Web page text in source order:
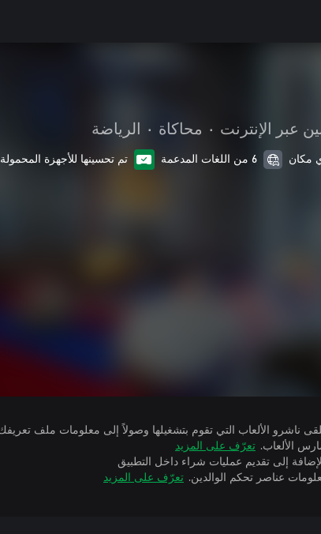
عبر الإنترنت • محاكاة • الرياضة
6 من اللغات المدعمة تم تحسينها للأجهزة المحمولة
الألعاب. تعرّف على المزيد
إلى تقديم عمليات شراء داخل التطبيق
عناصر تحكم الوالدين. تعرّف على المزيد